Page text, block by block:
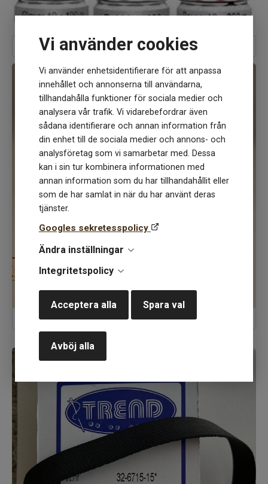
Vi använder cookies
Vi använder enhetsidentifierare för att anpassa
innehållet och annonserna till användarna,
tillhandahålla funktioner för sociala medier och
analysera vår trafik. Vi vidarebefordrar även
sådana identifierare och annan information från
din enhet till de sociala medier och annons- och
analysföretag som vi samarbetar med. Dessa
kan i sin tur kombinera informationen med
annan information som du har tillhandahållit eller
som de har samlat in när du har använt deras
tjänster.
Googles sekretesspolicy
Ändra inställningar
Integritetspolicy
Acceptera alla Spara val
Avböj alla
Tråd
Dekorband